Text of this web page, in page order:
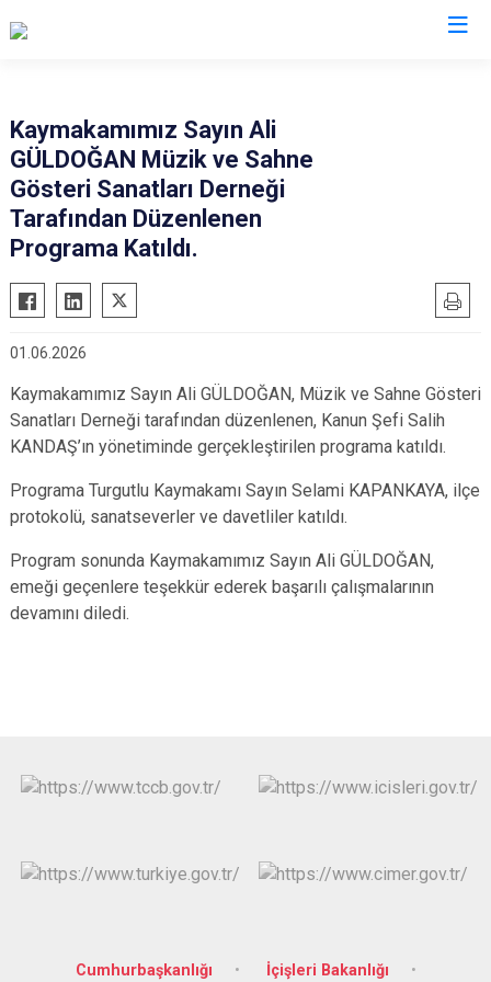
Ahmetli
Akhisar
Alaşehir
Gölmarmara
Gördes
Köprübaşı
Kula
Salihli
Sarıgöl
Yunusemre
Kaymakamımız Sayın Ali
GÜLDOĞAN Müzik ve Sahne
Gösteri Sanatları Derneği
Tarafından Düzenlenen
Programa Katıldı.
01.06.2026
Kaymakamımız Sayın Ali GÜLDOĞAN, Müzik ve Sahne Gösteri
Sanatları Derneği tarafından düzenlenen, Kanun Şefi Salih
KANDAŞ’ın yönetiminde gerçekleştirilen programa katıldı.
Programa Turgutlu Kaymakamı Sayın Selami KAPANKAYA, ilçe
protokolü, sanatseverler ve davetliler katıldı.
Program sonunda Kaymakamımız Sayın Ali GÜLDOĞAN,
emeği geçenlere teşekkür ederek başarılı çalışmalarının
devamını diledi.
Cumhurbaşkanlığı İçişleri Bakanlığı